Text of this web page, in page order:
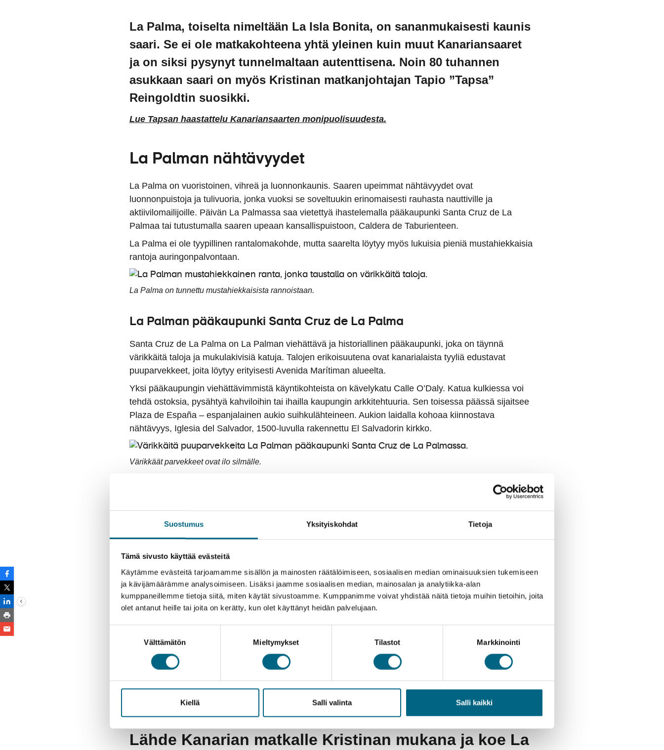
Suostumus Yksityiskohdat Tietoja
Tämä sivusto käyttää evästeitä
Käytämme evästeitä tarjoamamme sisällön ja mainosten räätälöimiseen, sosiaalisen median ominaisuuksien tukemiseen
ja kävijämäärämme analysoimiseen. Lisäksi jaamme sosiaalisen median, mainosalan ja analytiikka-alan
kumppaneillemme tietoja siitä, miten käytät sivustoamme. Kumppanimme voivat yhdistää näitä tietoja muihin tietoihin, joita
olet antanut heille tai joita on kerätty, kun olet käyttänyt heidän palvelujaan.
Välttämätön Mieltymykset Tilastot Markkinointi
Kiellä Salli valinta Salli kaikki
La Palma, toiselta nimeltään La Isla Bonita, on sananmukaisesti kaunis
saari. Se ei ole matkakohteena yhtä yleinen kuin muut Kanariansaaret
ja on siksi pysynyt tunnelmaltaan autenttisena. Noin 80 tuhannen
asukkaan saari on myös Kristinan matkanjohtajan Tapio ”Tapsa”
Reingoldtin suosikki.
Lue Tapsan haastattelu Kanariansaarten monipuolisuudesta.
La Palman nähtävyydet
La Palma on vuoristoinen, vihreä ja luonnonkaunis. Saaren upeimmat nähtävyydet ovat
luonnonpuistoja ja tulivuoria, jonka vuoksi se soveltuukin erinomaisesti rauhasta nauttiville ja
aktiivilomailijoille. Päivän La Palmassa saa vietettyä ihastelemalla pääkaupunki Santa Cruz de La
Palmaa tai tutustumalla saaren upeaan kansallispuistoon, Caldera de Taburienteen.
La Palma ei ole tyypillinen rantalomakohde, mutta saarelta löytyy myös lukuisia pieniä mustahiekkaisia
rantoja auringonpalvontaan.
La Palma on tunnettu mustahiekkaisista rannoistaan.
La Palman pääkaupunki Santa Cruz de La Palma
Santa Cruz de La Palma on La Palman viehättävä ja historiallinen pääkaupunki, joka on täynnä
värikkäitä taloja ja mukulakivisiä katuja. Talojen erikoisuutena ovat kanarialaista tyyliä edustavat
puuparvekkeet, joita löytyy erityisesti Avenida Marítiman alueelta.
Yksi pääkaupungin viehättävimmistä käyntikohteista on kävelykatu Calle O’Daly. Katua kulkiessa voi
tehdä ostoksia, pysähtyä kahviloihin tai ihailla kaupungin arkkitehtuuria. Sen toisessa päässä sijaitsee
Plaza de España – espanjalainen aukio suihkulähteineen. Aukion laidalla kohoaa kiinnostava
nähtävyys, Iglesia del Salvador, 1500-luvulla rakennettu El Salvadorin kirkko.
Värikkäät parvekkeet ovat ilo silmälle.
upeat näkymät ympäröivään luontoon ja lukuisiin eri kasvilajeihin, kuten harvinaiseen
kanarianmäntyyn. Puistossa on useita vaellusreittejä helposta vaikeakulkuisempaan ja näyttäviä
vesiputouksia. Tunnetuin vesiputous lienee Cascada de Colores, jonka pinta erottuu värikkyydellään.
Kansallispuisto sijaitsee korkealla vuoristossa, jonka ansiosta ilma on raikas ja soveltuu erinomaisesti
patikointiin.
Roque de los Muchachos tarjoilee upeimmat maisemat
La Palman saari nousee korkealle merenpinnasta. Sen korkein kohta sijaitsee melkein 2,5 kilometrin
korkeudessa, Roque de los Muchachosin alueella. Se on paitsi täydellinen ja suosittu paikka tähtien
katseluun, myös maisemien ihailuun päiväsaikaan.
Lähde Kanarian matkalle Kristinan mukana ja koe La